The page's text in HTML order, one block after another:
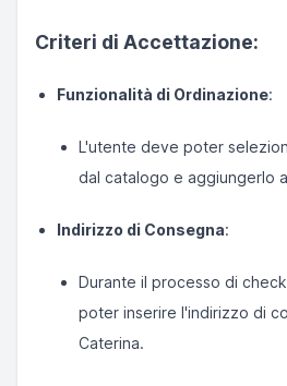
Criteri di Accettazione:
Funzionalità di Ordinazione:
L'utente deve poter
dal catalogo e aggiungerlo
Indirizzo di Consegna:
Durante il processo di
poter inserire l'indirizzo di
Caterina.